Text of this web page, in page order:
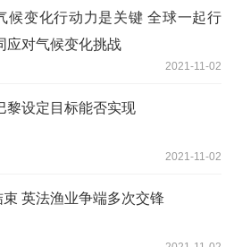
候变化行动力是关键 全球一起行
应对气候变化挑战
2021-11-02
黎设定目标能否实现
2021-11-02
英法渔业争端多次交锋